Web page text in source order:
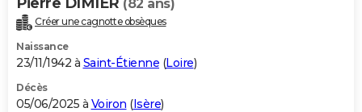
(82 ans)
Créer une cagnotte obsèques
Naissance
23/11/1942 à Saint-Étienne (Loire)
Décès
05/06/2025 à Voiron (Isère)